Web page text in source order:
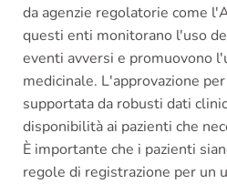
da agenzie regolatorie come
questi enti monitorano l'uso
eventi avversi e promuovono
medicinale. L'approvazione
supportata da robusti dati
disponibilità ai pazienti che
È importante che i pazienti
regole di registrazione per un